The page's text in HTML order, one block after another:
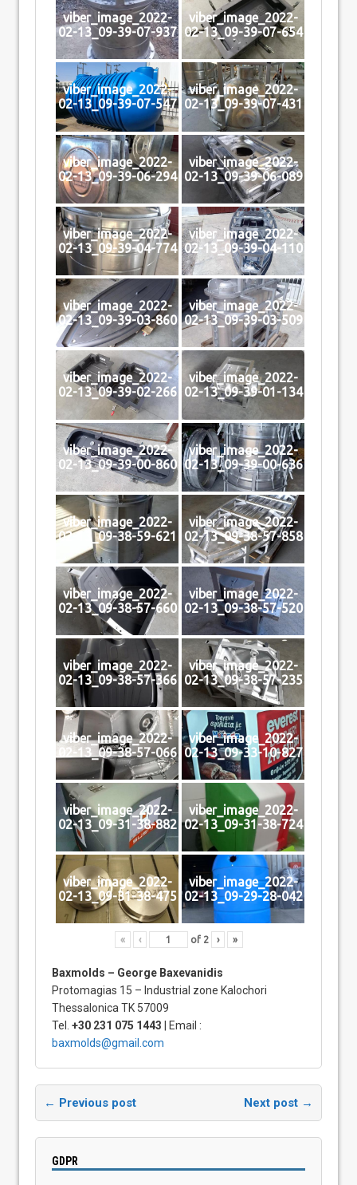
viber_image_2022-
02-13_09-39-07-937
viber_image_2022-
02-13_09-39-07-654
viber_image_2022-
02-13_09-39-07-547
viber_image_2022-
02-13_09-39-07-431
viber_image_2022-
02-13_09-39-06-294
viber_image_2022-
02-13_09-39-06-089
viber_image_2022-
02-13_09-39-04-774
viber_image_2022-
02-13_09-39-04-110
viber_image_2022-
02-13_09-39-03-860
viber_image_2022-
02-13_09-39-03-509
viber_image_2022-
02-13_09-39-02-266
viber_image_2022-
02-13_09-39-01-134
viber_image_2022-
02-13_09-39-00-860
viber_image_2022-
02-13_09-39-00-636
viber_image_2022-
02-13_09-38-59-621
viber_image_2022-
02-13_09-38-57-858
viber_image_2022-
02-13_09-38-57-660
viber_image_2022-
02-13_09-38-57-520
viber_image_2022-
02-13_09-38-57-366
viber_image_2022-
02-13_09-38-57-235
viber_image_2022-
02-13_09-38-57-066
viber_image_2022-
02-13_09-33-10-827
viber_image_2022-
02-13_09-31-38-882
viber_image_2022-
02-13_09-31-38-724
viber_image_2022-
02-13_09-31-38-475
viber_image_2022-
02-13_09-29-28-042
« ‹ of 2 › »
Baxmolds – George Baxevanidis
Protomagias 15 – Industrial zone Kalochori
Thessalonica TK 57009
Tel. +30 231 075 1443 | Email :
baxmolds@gmail.com
← Previous post Next post →
GDPR